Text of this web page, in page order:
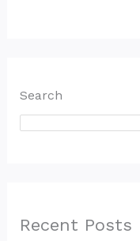
Search
Recent Posts